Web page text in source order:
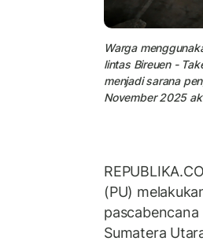
Warga
lintas Bireuen -
menjadi sarana
November 2025
(PU)
Sumatera